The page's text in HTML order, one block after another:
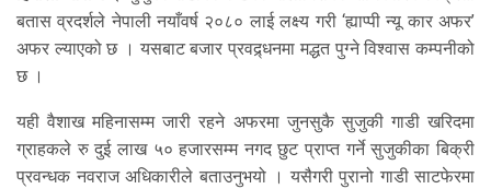
बतास व्रदर्शले नेपाली नयाँवर्ष २०८० लाई लक्ष्य गरी ‘ह्याप्पी न्यू कार अफर’
अफर ल्याएको छ । यसबाट बजार प्रवद्र्धनमा मद्धत पुग्ने विश्वास कम्पनीको
छ ।
यही वैशाख महिनासम्म जारी रहने अफरमा जुनसुकै सुजुकी गाडी खरिदमा
ग्राहकले रु दुई लाख ५० हजारसम्म नगद छुट प्राप्त गर्ने सुजुकीका बिक्री
प्रवन्धक नवराज अधिकारीले बताउनुभयो । यसैगरी पुरानो गाडी साटफेरमा